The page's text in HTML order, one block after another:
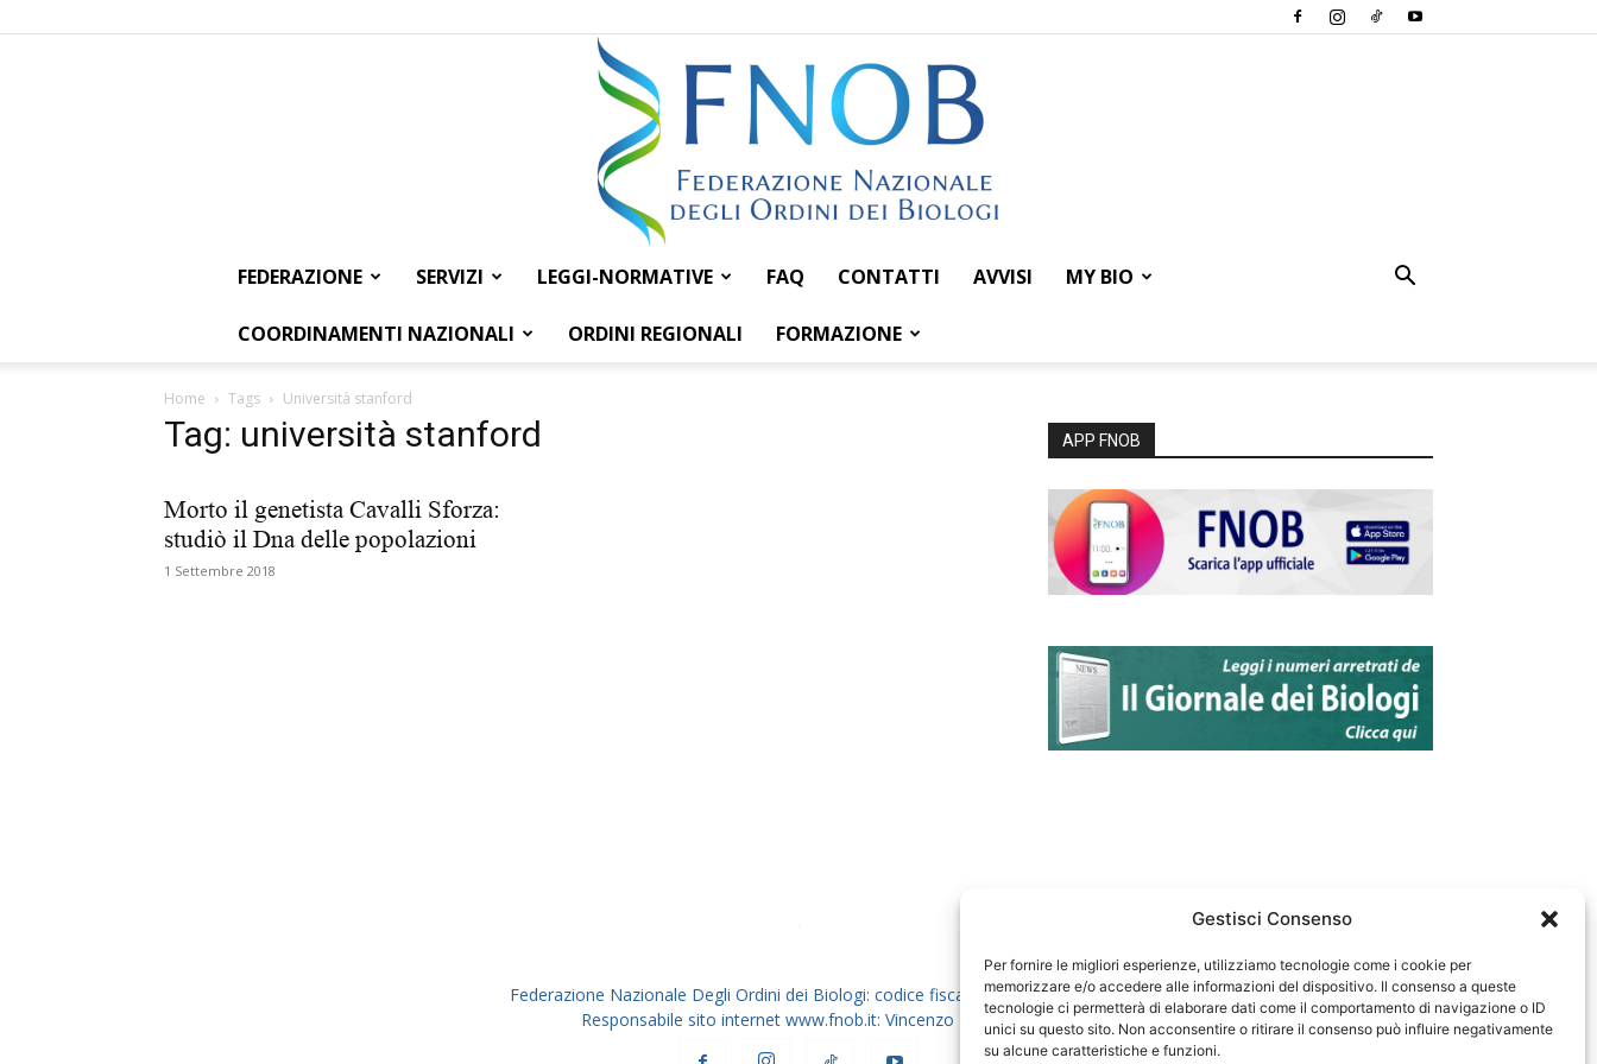
Gestisci Consenso
Per fornire le migliori esperienze, utilizziamo tecnologie come i cookie per
memorizzare e/o accedere alle informazioni del dispositivo. Il consenso a queste
tecnologie ci permetterà di elaborare dati come il comportamento di navigazione o ID
unici su questo sito. Non acconsentire o ritirare il consenso può influire negativamente
su alcune caratteristiche e funzioni.
Federazione
FEDERAZIONE SERVIZI LEGGI-NORMATIVE FAQ CONTATTI AVVISI MY BIO
COORDINAMENTI NAZIONALI ORDINI REGIONALI FORMAZIONE
Home Tags Università stanford
Tag: università stanford
Morto il genetista Cavalli Sforza:
studiò il Dna delle popolazioni
1 Settembre 2018
APP FNOB
Federazione Nazionale Degli Ordini dei Biologi: codice fiscale 80069130583
Responsabile sito internet www.fnob.it: Vincenzo D'Anna